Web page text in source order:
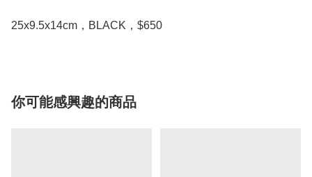
25x9.5x14cm，BLACK，$650
你可能感興趣的商品